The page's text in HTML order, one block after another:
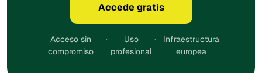
Accede gratis
Acceso sin
compromiso
·
Uso
profesional
·
Infraestructura
europea